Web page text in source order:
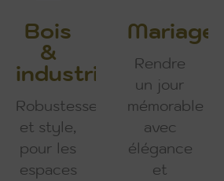
Bois
&
industriel
Robustesse
et style,
pour les
espaces
Mariage
Rendre
un jour
mémorable
avec
élégance
et